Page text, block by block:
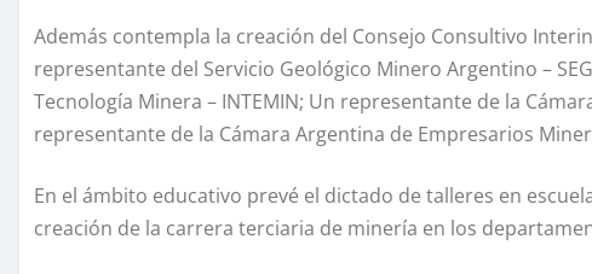
Además contempla la creación del Consejo Consultivo
representante del Servicio Geológico Minero Argentino –
Tecnología Minera – INTEMIN; Un representante de la
representante de la Cámara Argentina de Empresarios
En el ámbito educativo prevé el dictado de talleres en
creación de la carrera terciaria de minería en los